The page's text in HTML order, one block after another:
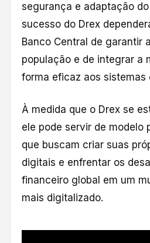
segurança e adaptação
sucesso do Drex
Banco Central de garantir
população e de integrar a
forma eficaz aos sistemas
À medida que o Drex se
ele pode servir de modelo
que buscam criar suas
digitais e enfrentar os
financeiro global em um
mais digitalizado.